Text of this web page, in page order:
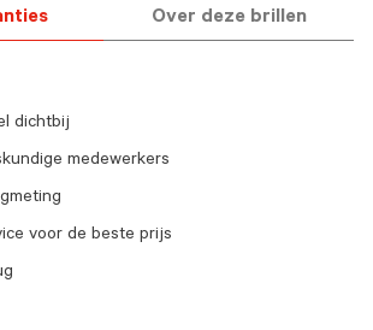
Over deze brillen
dichtbij
medewerkers
voor de beste prijs